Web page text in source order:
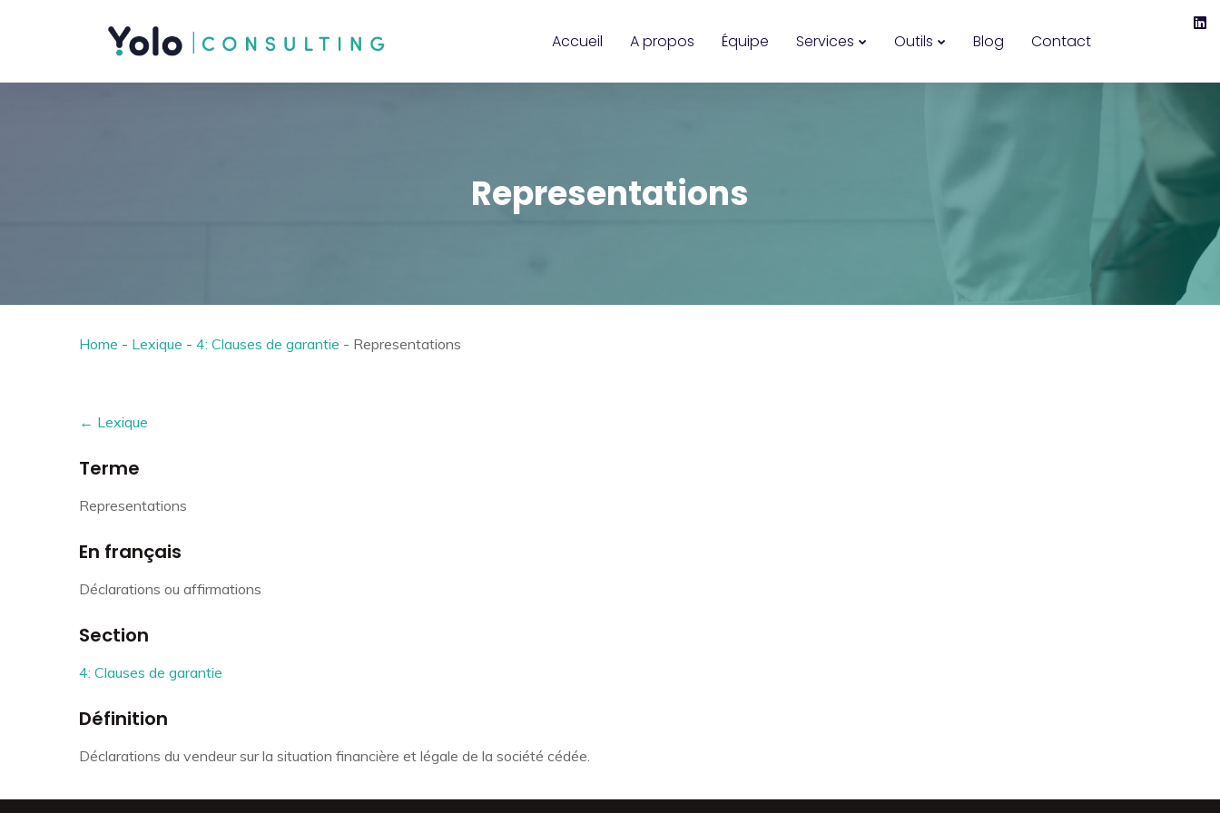
Accueil A propos Équipe Services Outils Blog Contact
Representations
Home - Lexique - 4: Clauses de garantie - Representations
← Lexique
Terme
Representations
En français
Déclarations ou affirmations
Section
4: Clauses de garantie
Définition
Déclarations du vendeur sur la situation financière et légale de la société cédée.